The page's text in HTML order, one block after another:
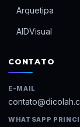
Arquetipa
AIDVisual
CONTATO
E-MAIL
WHATSAPP